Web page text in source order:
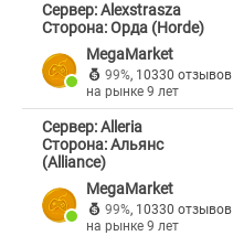
Сервер: Alexstrasza
Сторона: Орда (Horde)
MegaMarket
99%, 10330 отзывов
на рынке 9 лет
Сервер: Alleria
Сторона: Альянс
(Alliance)
MegaMarket
99%, 10330 отзывов
на рынке 9 лет